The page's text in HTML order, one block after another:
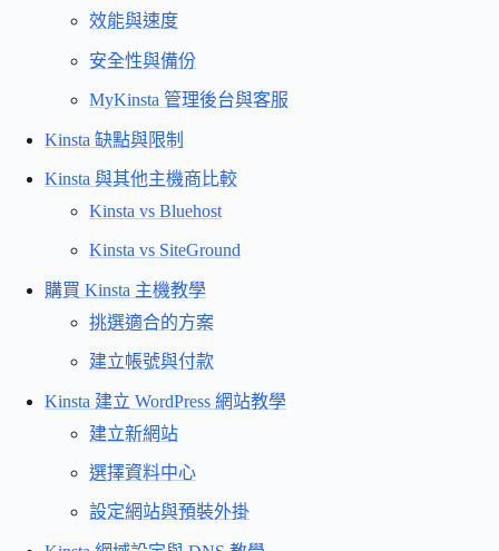
效能與速度
安全性與備份
MyKinsta 管理後台與客服
Kinsta 缺點與限制
Kinsta 與其他主機商比較
Kinsta vs Bluehost
Kinsta vs SiteGround
購買 Kinsta 主機教學
挑選適合的方案
建立帳號與付款
Kinsta 建立 WordPress 網站教學
建立新網站
選擇資料中心
設定網站與預裝外掛